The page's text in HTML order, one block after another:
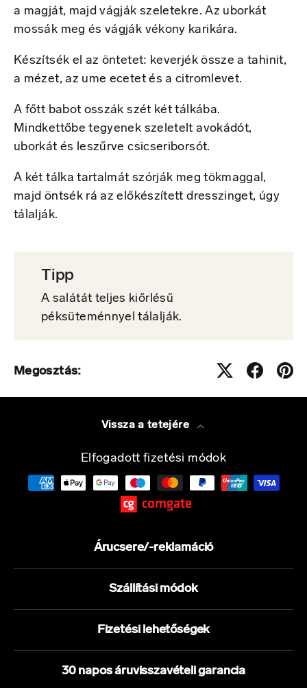
a magját, majd vágják szeletekre. Az uborkát
mossák meg és vágják vékony karikára.
Készítsék el az öntetet: keverjék össze a tahinit,
a mézet, az ume ecetet és a citromlevet.
A főtt babot osszák szét két tálkába.
Mindkettőbe tegyenek szeletelt avokádót,
uborkát és leszűrve csicseriborsót.
A két tálka tartalmát szórják meg tökmaggal,
majd öntsék rá az előkészített dresszinget, úgy
tálalják.
Tipp
A salátát teljes kiőrlésű
péksüteménnyel tálalják.
Megosztás:
Vissza a tetejére
Elfogadott fizetési módok
Árucsere/-reklamáció
Szállítási módok
Fizetési lehetőségek
30 napos áruvisszavételi garancia